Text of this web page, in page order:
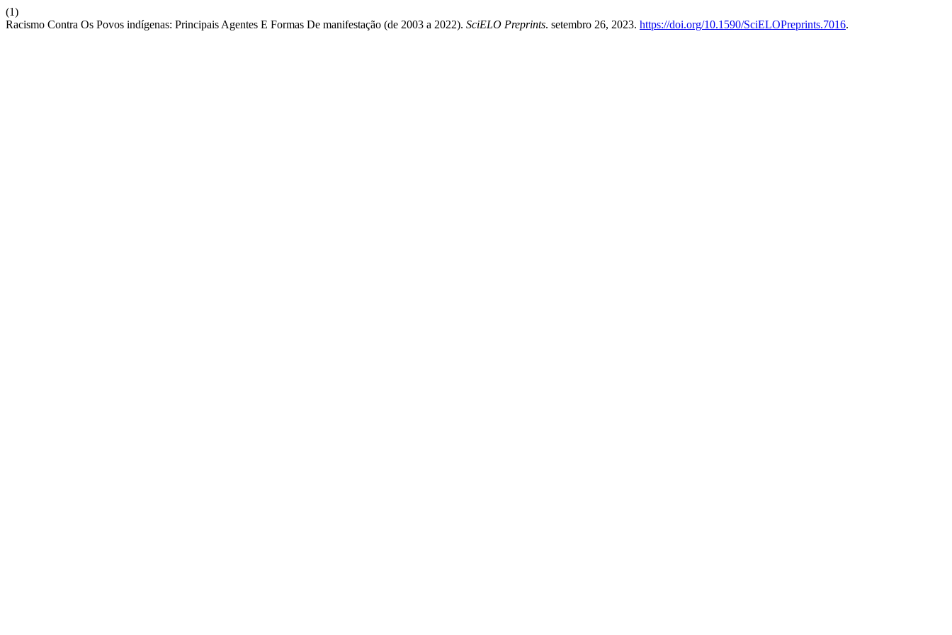
(1)
Racismo Contra Os Povos indígenas: Principais Agentes E Formas De manifestação (de 2003 a 2022). SciELO Preprints. setembro 26, 2023. https://doi.org/10.1590/SciELOPreprints.7016.